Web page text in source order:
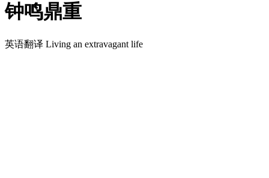
钟鸣鼎重
英语翻译 Living an extravagant life